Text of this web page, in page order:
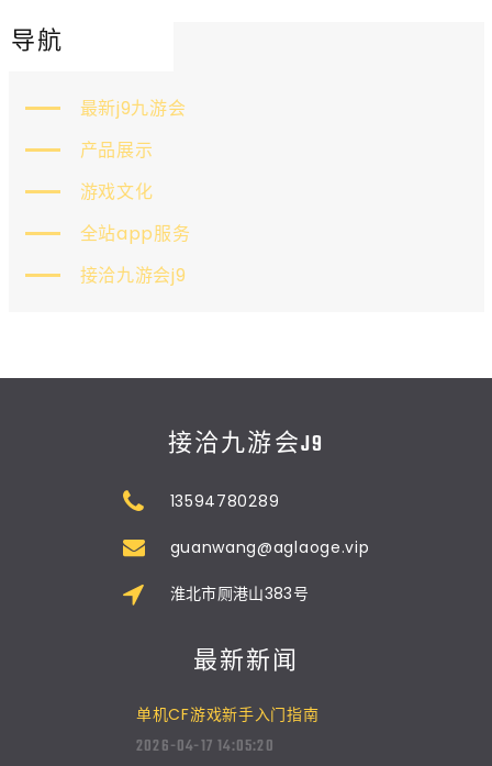
导航
最新j9九游会
产品展示
游戏文化
全站app服务
接洽九游会j9
接洽九游会J9
13594780289
guanwang@aglaoge.vip
淮北市厕港山383号
最新新闻
单机CF游戏新手入门指南
2026-04-17 14:05:20